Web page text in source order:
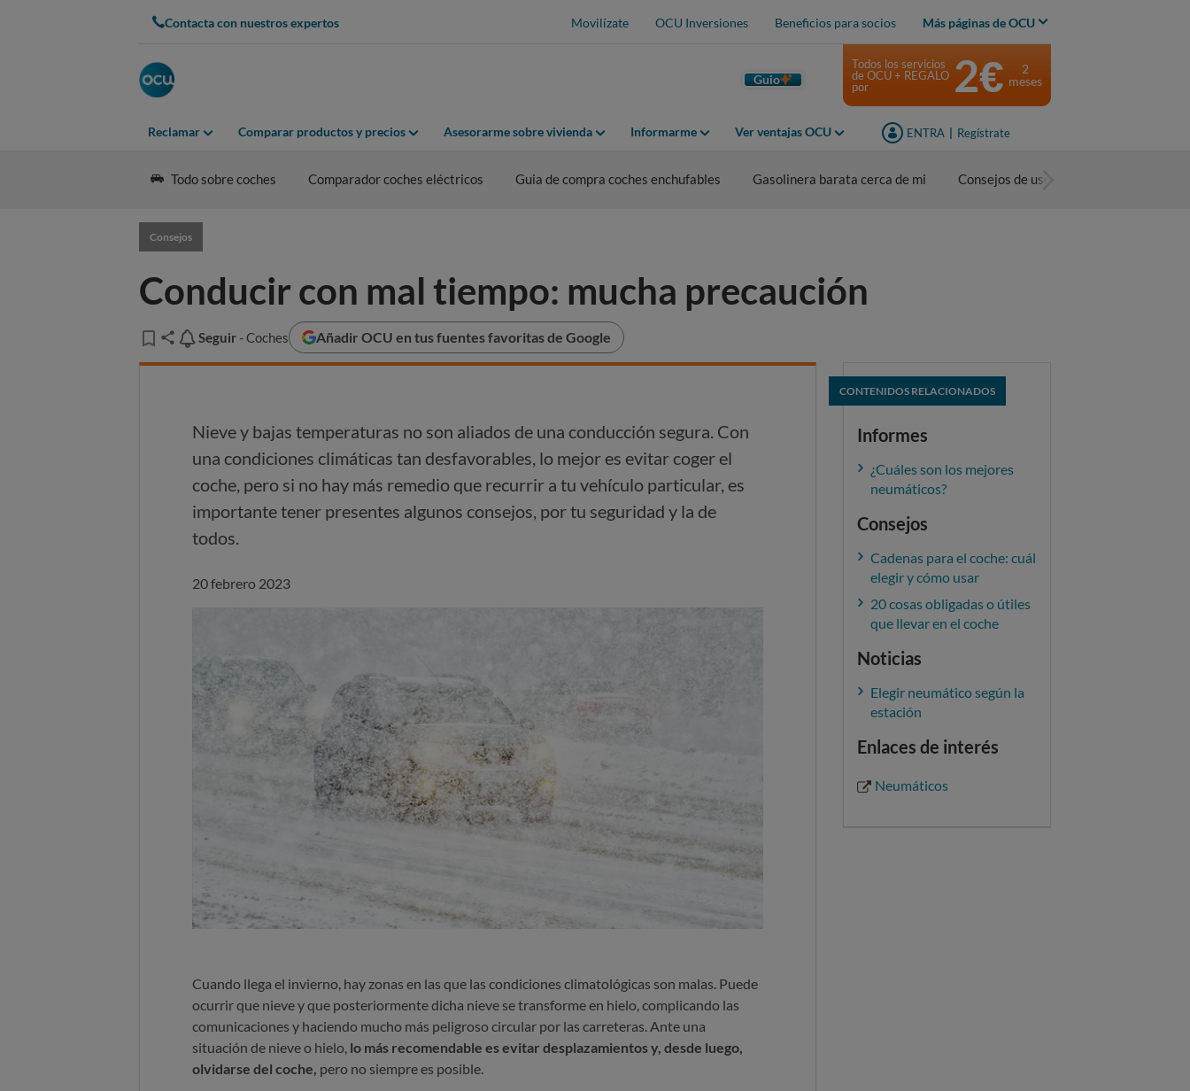
Contacta con nuestros expertos Movilízate OCU Inversiones Beneficios para socios Más páginas de OCU
Guio
Reclamar Comparar productos y precios Asesorarme sobre vivienda Informarme Ver ventajas OCU ENTRA Regístrate
Todos los servicios
de OCU + REGALO
por
2€
2
meses
Todo sobre coches Comparador coches eléctricos Guia de compra coches enchufables Gasolinera barata cerca de mi Consejos de uso
Consejos
Conducir con mal tiempo: mucha precaución
Seguir
Seguir - Coches Añadir OCU en tus fuentes favoritas de Google
Nieve y bajas temperaturas no son aliados de una conducción segura. Con
una condiciones climáticas tan desfavorables, lo mejor es evitar coger el
coche, pero si no hay más remedio que recurrir a tu vehículo particular, es
importante tener presentes algunos consejos, por tu seguridad y la de
todos.
20 febrero 2023
Cuando llega el invierno, hay zonas en las que las condiciones climatológicas son malas. Puede
ocurrir que nieve y que posteriormente dicha nieve se transforme en hielo, complicando las
comunicaciones y haciendo mucho más peligroso circular por las carreteras. Ante una
situación de nieve o hielo, lo más recomendable es evitar desplazamientos y, desde luego,
olvidarse del coche, pero no siempre es posible.
CONTENIDOS RELACIONADOS
Informes
¿Cuáles son los mejores
neumáticos?
Consejos
Cadenas para el coche: cuál
elegir y cómo usar
20 cosas obligadas o útiles
que llevar en el coche
Noticias
Elegir neumático según la
estación
Enlaces de interés
Neumáticos